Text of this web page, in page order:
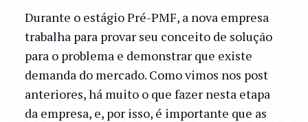
Durante o estágio Pré-PMF, a nova empresa
trabalha para provar seu conceito de solução
para o problema e demonstrar que existe
demanda do mercado. Como vimos nos post
anteriores, há muito o que fazer nesta etapa
da empresa, e, por isso, é importante que as